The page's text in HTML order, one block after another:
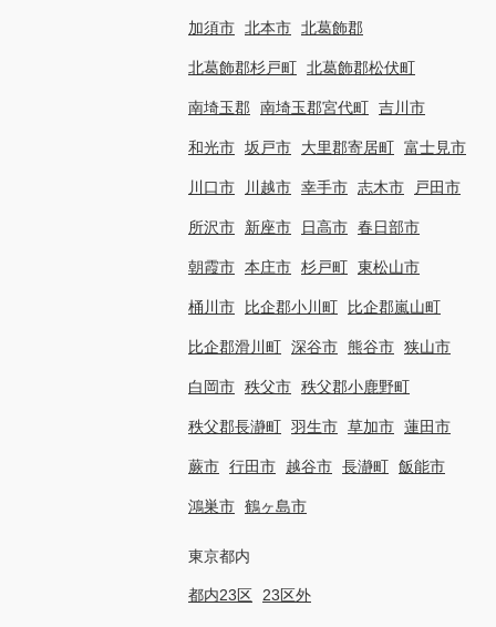
加須市 北本市 北葛飾郡
北葛飾郡杉戸町 北葛飾郡松伏町
南埼玉郡 南埼玉郡宮代町 吉川市
和光市 坂戸市 大里郡寄居町 富士見市
川口市 川越市 幸手市 志木市 戸田市
所沢市 新座市 日高市 春日部市
朝霞市 本庄市 杉戸町 東松山市
桶川市 比企郡小川町 比企郡嵐山町
比企郡滑川町 深谷市 熊谷市 狭山市
白岡市 秩父市 秩父郡小鹿野町
秩父郡長瀞町 羽生市 草加市 蓮田市
蕨市 行田市 越谷市 長瀞町 飯能市
鴻巣市 鶴ヶ島市
東京都内
都内23区 23区外